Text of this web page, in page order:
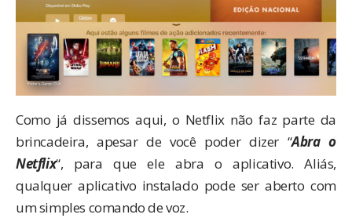
Como já dissemos aqui, o Netflix não faz parte da
brincadeira, apesar de você poder dizer “Abra o
Netflix“, para que ele abra o aplicativo. Aliás,
qualquer aplicativo instalado pode ser aberto com
um simples comando de voz.